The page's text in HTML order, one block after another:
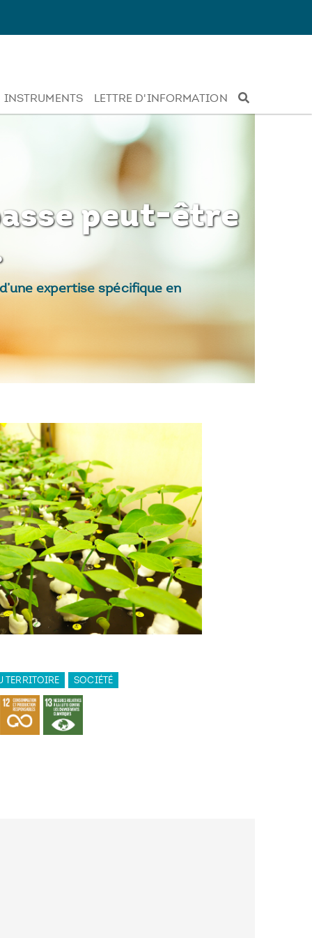
INSTRUMENTS LETTRE D'INFORMATION
peut-être
expertise spécifique en
TERRITOIRE SOCIÉTÉ